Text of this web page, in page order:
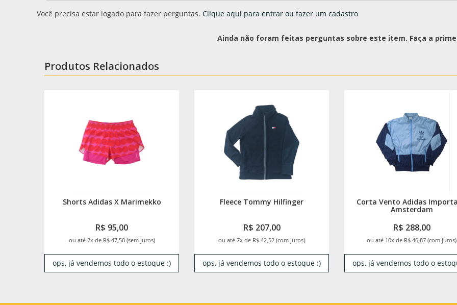
Você precisa estar logado para fazer perguntas. Clique aqui para entrar ou fazer um cadastro
Ainda não foram feitas perguntas sobre este item. Faça a
Produtos Relacionados
Shorts Adidas X Marimekko
R$ 95,00
ou até 2x de R$ 47,50 (sem juros)
ops, já vendemos todo o estoque :)
Fleece Tommy Hilfinger
R$ 207,00
ou até 7x de R$ 42,52 (com juros)
ops, já vendemos todo o estoque :)
Corta Vento Adidas
Amsterdam
R$ 288,00
ou até 10x de R$ 46,87 (com juros)
ops, já vendemos todo o